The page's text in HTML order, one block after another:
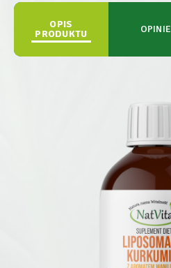
OPIS
PRODUKTU
OPINIE